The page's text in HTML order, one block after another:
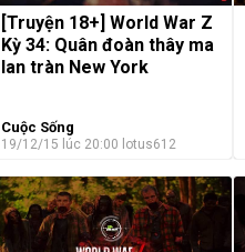
[Truyện 18+] World War Z
Kỳ 34: Quân đoàn thây ma
lan tràn New York
Cuộc Sống
19/12/15 lúc 20:00 lotus612